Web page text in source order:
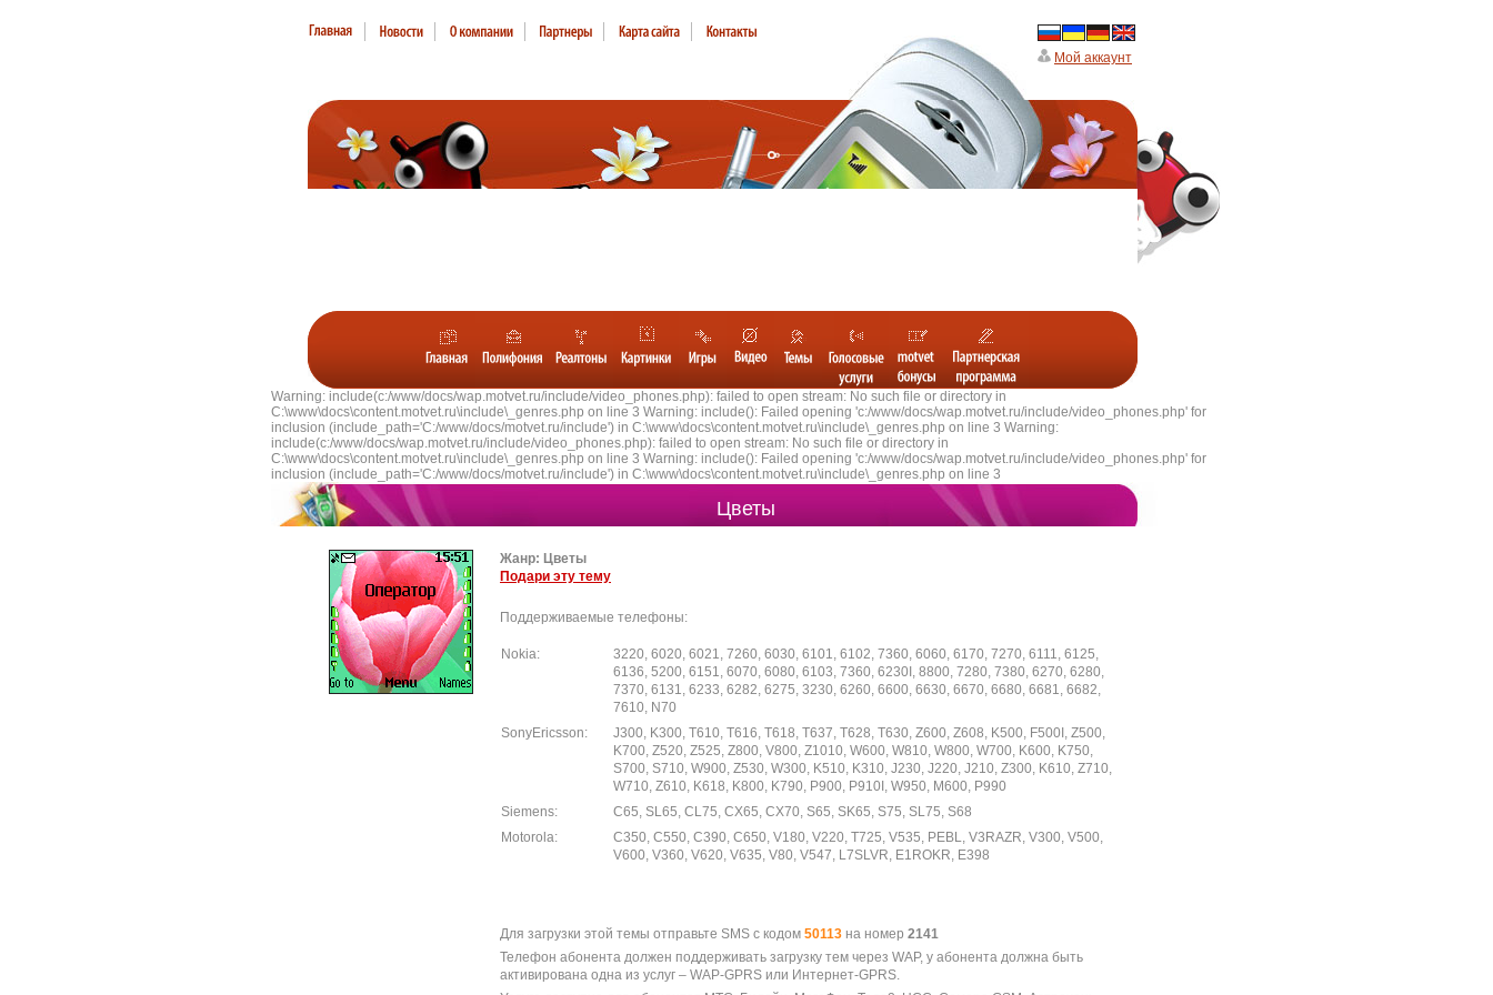
Мой аккаунт
Warning: include(c:/www/docs/wap.motvet.ru/include/video_phones.php): failed to open stream: No such file or directory in
C:\www\docs\content.motvet.ru\include\_genres.php on line 3 Warning: include(): Failed opening 'c:/www/docs/wap.motvet.ru/include/video_phones.php' for
inclusion (include_path='C:/www/docs/motvet.ru/include') in C:\www\docs\content.motvet.ru\include\_genres.php on line 3 Warning:
include(c:/www/docs/wap.motvet.ru/include/video_phones.php): failed to open stream: No such file or directory in
C:\www\docs\content.motvet.ru\include\_genres.php on line 3 Warning: include(): Failed opening 'c:/www/docs/wap.motvet.ru/include/video_phones.php' for
inclusion (include_path='C:/www/docs/motvet.ru/include') in C:\www\docs\content.motvet.ru\include\_genres.php on line 3
Цветы
Жанр: Цветы
Подари эту тему
Поддерживаемые телефоны:
Nokia:
3220, 6020, 6021, 7260, 6030, 6101, 6102, 7360, 6060, 6170, 7270, 6111, 6125,
6136, 5200, 6151, 6070, 6080, 6103, 7360, 6230I, 8800, 7280, 7380, 6270, 6280,
7370, 6131, 6233, 6282, 6275, 3230, 6260, 6600, 6630, 6670, 6680, 6681, 6682,
7610, N70
SonyEricsson:
J300, K300, T610, T616, T618, T637, T628, T630, Z600, Z608, K500, F500I, Z500,
K700, Z520, Z525, Z800, V800, Z1010, W600, W810, W800, W700, K600, K750,
S700, S710, W900, Z530, W300, K510, K310, J230, J220, J210, Z300, K610, Z710,
W710, Z610, K618, K800, K790, P900, P910I, W950, M600, P990
Siemens:
C65, SL65, CL75, CX65, CX70, S65, SK65, S75, SL75, S68
Motorola:
C350, C550, C390, C650, V180, V220, T725, V535, PEBL, V3RAZR, V300, V500,
V600, V360, V620, V635, V80, V547, L7SLVR, E1ROKR, E398
Для загрузки этой темы отправьте SMS с кодом 50113 на номер 2141
Телефон абонента должен поддерживать загрузку тем через WAP, у абонента должна быть
активирована одна из услуг – WAP-GPRS или Интернет-GPRS.